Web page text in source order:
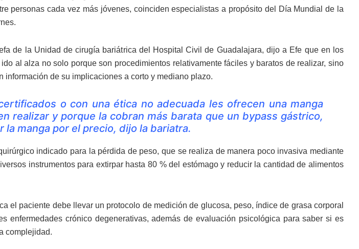
personas cada vez más jóvenes, coinciden especialistas a propósito del Día Mundial de la
de la Unidad de cirugía bariátrica del Hospital Civil de Guadalajara, dijo a Efe que en los
al alza no solo porque son procedimientos relativamente fáciles y baratos de realizar, sino
información de su implicaciones a corto y mediano plazo.
o con una ética no adecuada les ofrecen una manga
realizar y porque la cobran más barata que un bypass gástrico,
la manga por el precio, dijo la bariatra.
indicado para la pérdida de peso, que se realiza de manera poco invasiva mediante
instrumentos para extirpar hasta 80 % del estómago y reducir la cantidad de alimentos
el paciente debe llevar un protocolo de medición de glucosa, peso, índice de grasa corporal
enfermedades crónico degenerativas, además de evaluación psicológica para saber si es
complejidad.